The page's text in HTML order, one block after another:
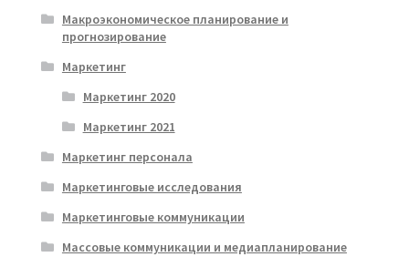
Макроэкономическое планирование и
прогнозирование
Маркетинг
Маркетинг 2020
Маркетинг 2021
Маркетинг персонала
Маркетинговые исследования
Маркетинговые коммуникации
Массовые коммуникации и медиапланирование